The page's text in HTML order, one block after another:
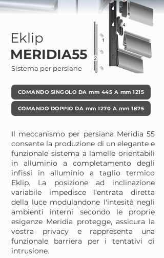
Sistema per persiane
Eklip
MERIDIA55
COMANDO SINGOLO DA mm 445 A mm 1215
COMANDO DOPPIO DA mm 1270 A mm 1875
Il meccanismo per persiana Meridia 55
consente la produzione di un elegante e
funzionale sistema a lamelle orientabili
in alluminio a completamento degli
infissi in alluminio a taglio termico
Eklip. La posizione ad inclinazione
variabile impedisce l'entrata diretta
della luce modulandone l'intesità negli
ambienti interni secondo le proprie
esigenze Meridia protegge, assicura la
vostra privacy e rappresenta una
funzionale barriera per i tentativi di
intrusione.